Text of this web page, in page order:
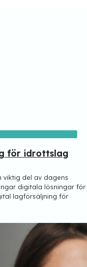
för idrottslag
viktig del av dagens
digitala lösningar för
lagförsäljning för